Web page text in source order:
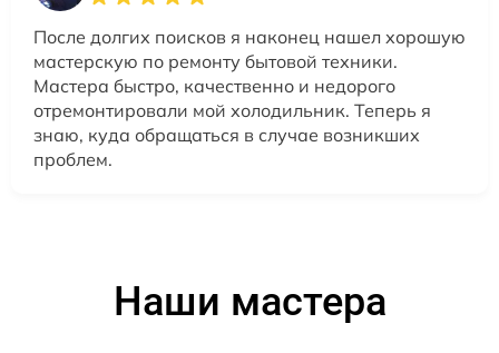
После долгих поисков я наконец нашел хорошую
мастерскую по ремонту бытовой техники.
Мастера быстро, качественно и недорого
отремонтировали мой холодильник. Теперь я
знаю, куда обращаться в случае возникших
проблем.
Наши мастера